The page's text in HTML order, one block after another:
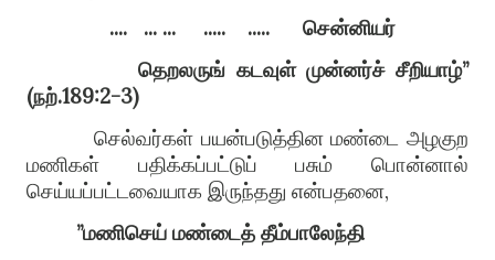
....
... ... ..... .....
சென்னியர்
தெறலருங் கடவுள் முன்னர்ச் சீறியாழ்”
(நற்.189:2-3)
செல்வர்கள் பயன்படுத்தின மண்டை அழகுற
மணிகள் பதிக்கப்பட்டுப் பசும் பொன்னால்
செய்யப்பட்டவையாக இருந்தது என்பதனை,
”மணிசெய் மண்டைத் தீம்பாலேந்தி